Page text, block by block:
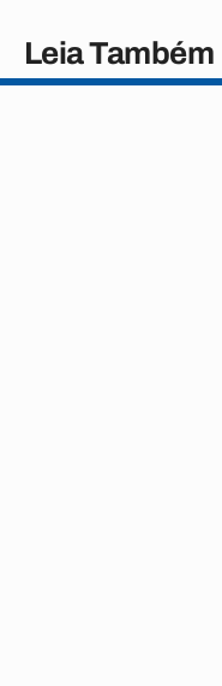
Leia Também